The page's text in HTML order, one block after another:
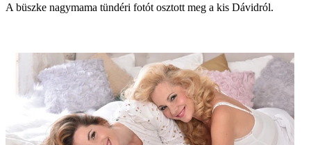
A büszke nagymama tündéri fotót osztott meg a kis Dávidról.